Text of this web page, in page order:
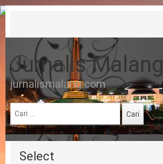
Jurnalis Malang
jurnalismalang.com
Cari
untuk:
Select